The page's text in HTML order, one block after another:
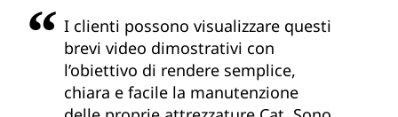
I clienti possono visualizzare questi
brevi video dimostrativi con
l’obiettivo di rendere semplice,
chiara e facile la manutenzione